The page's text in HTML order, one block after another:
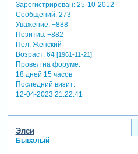
Зарегистрирован: 25-10-2012
Сообщений:273
Уважение: +888
Позитив: +882
Пол:Женский
Возраст:64 [1961-11-21]
Провел на форуме:
18 дней 15 часов
Последний визит:
12-04-2023 21:22:41
Элси
Бывалый